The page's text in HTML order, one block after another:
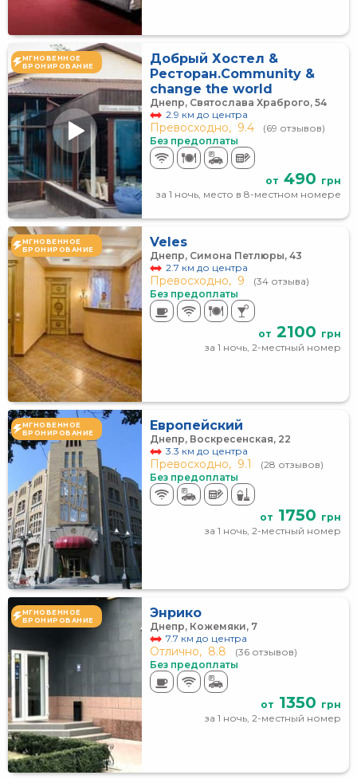
МГНОВЕННОЕ
БРОНИРОВАНИЕ
Добрый Хостел &
Ресторан.Сommunity &
change the world
Днепр, Святослава Храброго, 54
2.9 км до центра
Превосходно, 9.4
(69 отзывов)
Без предоплаты
от 490 грн
за 1 ночь, место в 8-местном номере
МГНОВЕННОЕ
БРОНИРОВАНИЕ
Veles
Днепр, Симона Петлюры, 43
2.7 км до центра
Превосходно, 9
(34 отзыва)
Без предоплаты
от 2100 грн
за 1 ночь, 2-местный номер
МГНОВЕННОЕ
БРОНИРОВАНИЕ
Европейский
Днепр, Воскресенская, 22
3.3 км до центра
Превосходно, 9.1
(28 отзывов)
Без предоплаты
от 1750 грн
за 1 ночь, 2-местный номер
МГНОВЕННОЕ
БРОНИРОВАНИЕ
Энрико
Днепр, Кожемяки, 7
7.7 км до центра
Отлично, 8.8
(36 отзывов)
Без предоплаты
от 1350 грн
за 1 ночь, 2-местный номер